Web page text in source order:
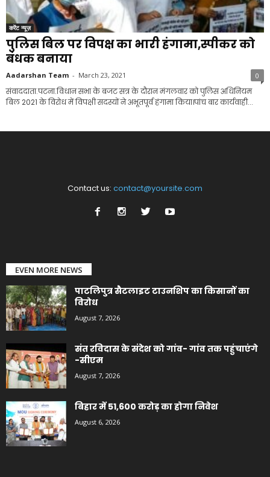
करेंट न्यूज़
पुलिस बिल पर विपक्ष का भारी हंगामा,स्पीकर को
बंधक बनाया
Aadarshan Team - March 23, 2021 0
संवाददाता.पटना.विधान सभा के बजट सत्र के दौरान मंगलवार को पुलिस अधिनियम
बिल 2021 के विरोध में विपक्षी सदस्यों ने अभूतपूर्व हंगामा किया।पांच बार कार्यवाही...
Contact us: contact@yoursite.com
EVEN MORE NEWS
पाटलिपुत्र सैटलाइट टाउनशिप का किसानों का
विरोध
August 7, 2026
संत रविदास के संदेश को गांव- गांव तक पहुंचाएंगे
-सीएम
August 7, 2026
बिहार में 51,600 करोड़ का होगा निवेश
August 6, 2026